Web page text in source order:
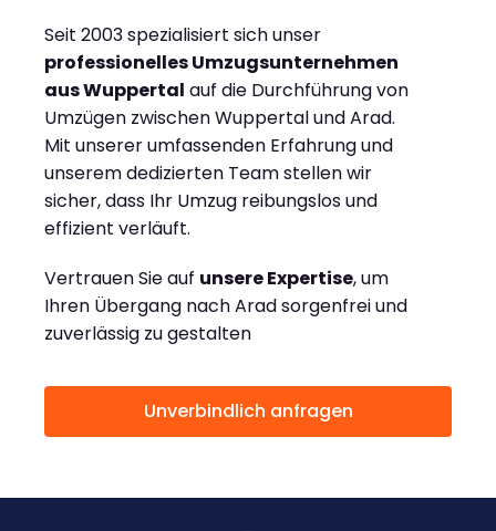
Seit 2003 spezialisiert sich unser
professionelles Umzugsunternehmen
aus Wuppertal auf die Durchführung von
Umzügen zwischen Wuppertal und Arad.
Mit unserer umfassenden Erfahrung und
unserem dedizierten Team stellen wir
sicher, dass Ihr Umzug reibungslos und
effizient verläuft.
Vertrauen Sie auf unsere Expertise, um
Ihren Übergang nach Arad sorgenfrei und
zuverlässig zu gestalten
Unverbindlich anfragen